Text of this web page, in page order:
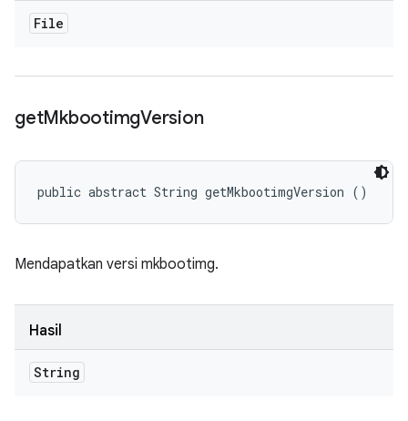
File
getMkbootimgVersion
public abstract String getMkbootimgVersion ()
Mendapatkan versi mkbootimg.
Hasil
String